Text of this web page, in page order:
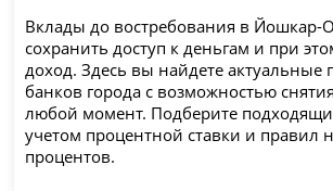
Вклады до востребования в Йошкар-
сохранить доступ к деньгам и при
доход. Здесь вы найдете актуальные
банков города с возможностью
любой момент. Подберите
учетом процентной ставки и правил
процентов.